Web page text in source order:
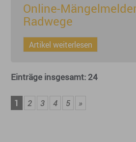
Online-
Radwege
Artikel weiterlesen
Einträge insgesamt: 24
1 2 3 4 5 »